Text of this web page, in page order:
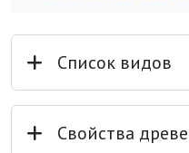
Список видов
Свойства